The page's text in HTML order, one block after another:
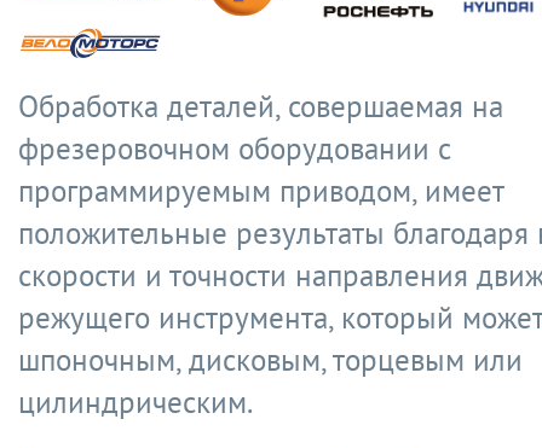
Обработка деталей, совершаемая на
фрезеровочном оборудовании с
программируемым приводом, имеет
положительные результаты благодаря
скорости и точности направления
режущего инструмента, который
шпоночным, дисковым, торцевым или
цилиндрическим.